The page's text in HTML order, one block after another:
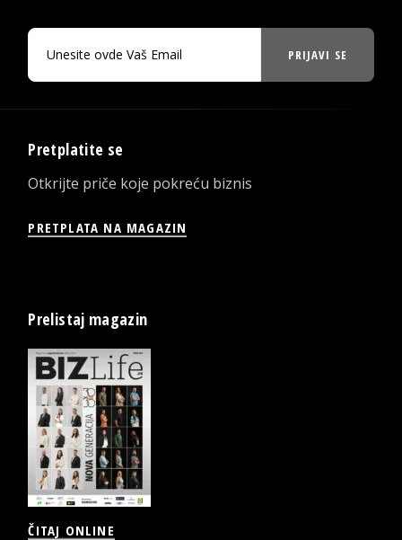
PRIJAVI SE
Pretplatite se
Otkrijte priče koje pokreću biznis
PRETPLATA NA MAGAZIN
Prelistaj magazin
ČITAJ ONLINE